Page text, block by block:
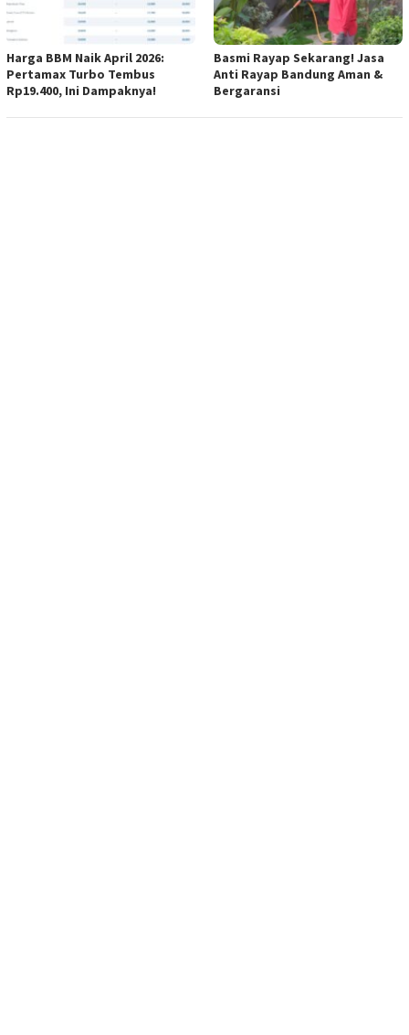
Harga BBM Naik April 2026:
Pertamax Turbo Tembus
Rp19.400, Ini Dampaknya!
Basmi Rayap Sekarang! Jasa
Anti Rayap Bandung Aman &
Bergaransi